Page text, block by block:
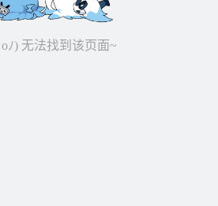
oﾉ) 无法找到该页面~